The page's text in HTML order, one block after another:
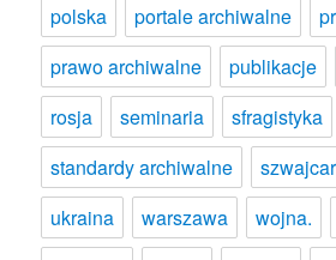
polska
portale archiwalne
prawo archiwalne
publikacje
rosja
seminaria sfragistyka
standardy archiwalne
ukraina
warszawa wojna.